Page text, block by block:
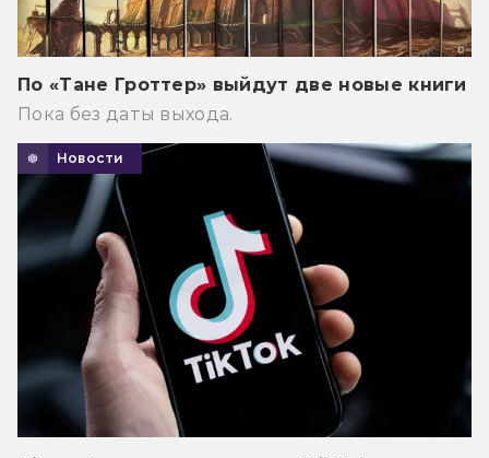
По «Тане Гроттер» выйдут две новые книги
Пока без даты выхода.
Новости